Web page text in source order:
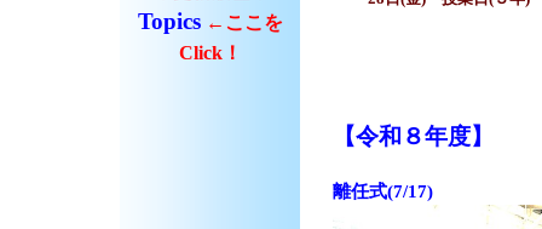
Topics←ここを
Click！
【令和８年度】
離任式(7/17)